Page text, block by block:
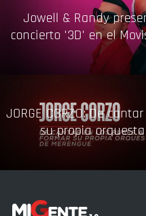
Jowell & Randy
concierto '3D' en el
JORGE CORZO: De
su propia